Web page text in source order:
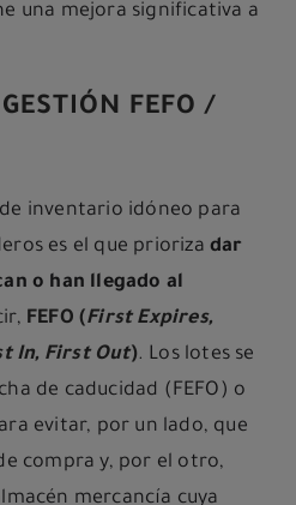
una mejora significativa a
FEFO /
inventario idóneo para
es el que priorizadar
o han llegado al
FEFO (First Expires,
In, First Out). Los lotes se
de caducidad (FEFO) o
evitar, por un lado, que
compra y, por el otro,
mercancía cuya